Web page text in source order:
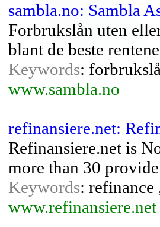
sambla.no: Sambla
Forbrukslån uten
blant de beste
Keywords:
www.sambla.no
refinansiere.net:
Refinansiere.net is
more than 30
Keywords: refinance
www.refinansiere.net